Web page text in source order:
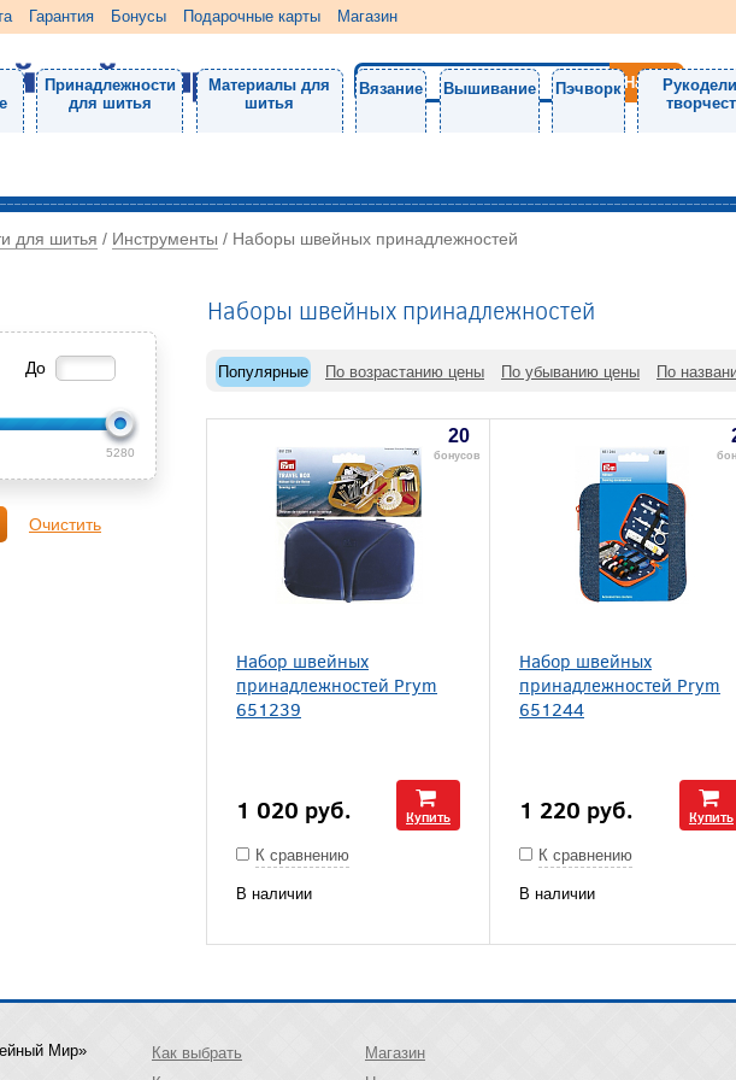
Гарантия Бонусы Подарочные карты Магазин
Принадлежности
для шитья
Материалы для
шитья
Вязание Вышивание Пэчворк
для шитья / Инструменты / Наборы швейных принадлежностей
До
5280
Очистить
Наборы швейных принадлежностей
Популярные По возрастанию цены По убыванию цены По
20
бонусов
Набор швейных
принадлежностей Prym
651239
1 020 руб. Купить
К сравнению
В наличии
Набор швейных
принадлежностей Prym
651244
1 220 руб. Купить
К сравнению
В наличии
Мир»
Как выбрать
Магазин